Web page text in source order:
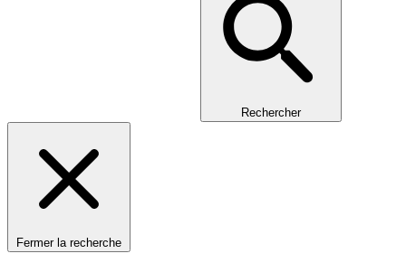
Rechercher
Fermer la recherche